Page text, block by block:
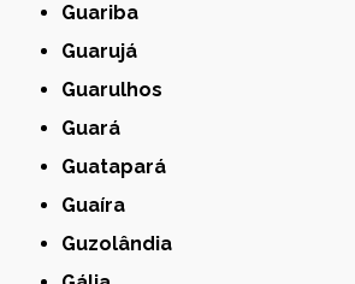
Guariba
Guarujá
Guarulhos
Guará
Guatapará
Guaíra
Guzolândia